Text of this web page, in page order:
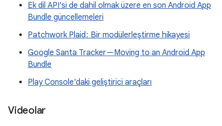
Ek dil API'si de dahil olmak üzere en son Android App
Bundle güncellemeleri
Patchwork Plaid : Bir modülerleştirme hikayesi
Google Santa Tracker — Moving to an Android App
Bundle
Play Console'daki geliştirici araçları
Videolar